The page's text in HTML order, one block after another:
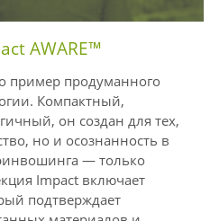
AWARE™
пример продуманного
Компактный,
он создан для тех,
но и осознанность в
— только
Impact включает
подтверждает